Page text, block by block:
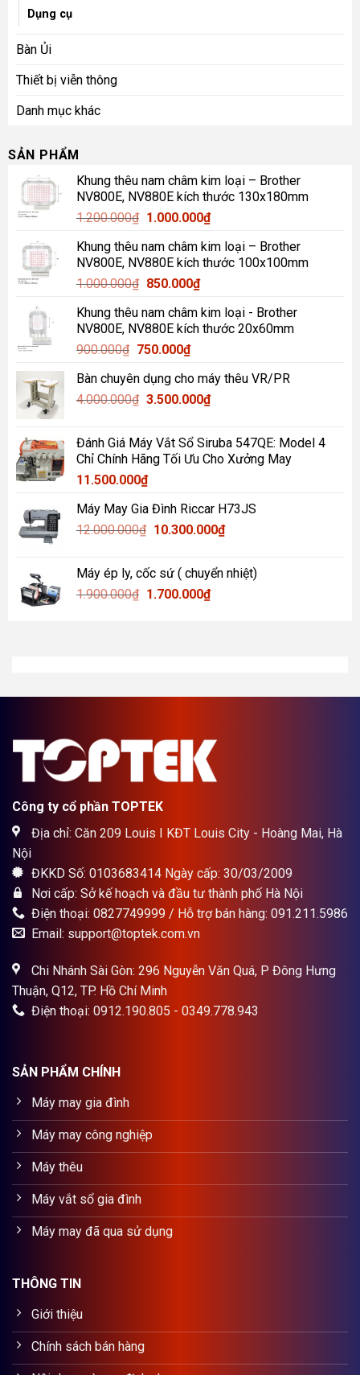
Dụng cụ
Bàn Ủi
Thiết bị viễn thông
Danh mục khác
SẢN PHẨM
Khung thêu nam châm kim loại – Brother
NV800E, NV880E kích thước 130x180mm
1.200.000₫ Giá
là:
1.200.000₫.
1.000.000₫Giá
tại
là:
Khung thêu nam châm kim loại – Brother
NV800E, NV880E kích thước 100x100mm
1.000.000₫ Giá
là:
1.000.000₫.
850.000₫Giá
tại
là:
Khung thêu nam châm kim loại - Brother
NV800E, NV880E kích thước 20x60mm
900.000₫ Giá
là:
900.000₫.
750.000₫Giá
tại
là:
Bàn chuyên dụng cho máy thêu VR/PR
4.000.000₫ Giá
4.000.000₫.
3.500.000₫Giá
là:
3.500.000₫.
Đánh Giá Máy Vắt Sổ Siruba 547QE: Model 4
Chỉ Chính Hãng Tối Ưu Cho Xưởng May
11.500.000₫
Máy May Gia Đình Riccar H73JS
12.000.000₫ Giá
12.000.000₫.
10.300.000₫Giá
là:
Máy ép ly, cốc sứ ( chuyển nhiệt)
1.900.000₫ Giá
1.700.000₫Giá
Công ty cổ phần TOPTEK
Địa chỉ: Căn 209 Louis I KĐT Louis City - Hoàng Mai, Hà
Nội
ĐKKD Số: 0103683414 Ngày cấp: 30/03/2009
Nơi cấp: Sở kế hoạch và đầu tư thành phố Hà Nội
Điện thoại: 0827749999 / Hỗ trợ bán hàng: 091.211.5986
Email: support@toptek.com.vn
Chi Nhánh Sài Gòn: 296 Nguyễn Văn Quá, P Đông Hưng
Thuận, Q12, TP. Hồ Chí Minh
Điện thoại: 0912.190.805 - 0349.778.943
SẢN PHẨM CHÍNH
Máy may gia đình
Máy may công nghiệp
Máy thêu
Máy vắt sổ gia đình
Máy may đã qua sử dụng
THÔNG TIN
Giới thiệu
Chính sách bán hàng